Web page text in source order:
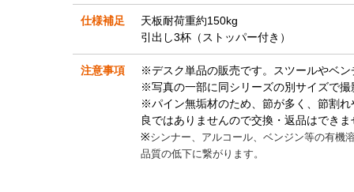
仕様補足
天板耐荷重約150kg
引出し3杯（ストッパー付き）
注意事項
※デスク単品の販売です。スツールやベン
※写真の一部に同シリーズの別サイズで
※パイン無垢材のため、節が多く、節割
良ではありませんので交換・返品はでき
※シンナー、アルコール、ベンジン等の有機
品質の低下に繋がります。